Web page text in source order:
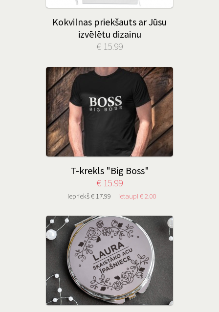
Kokvilnas priekšauts ar Jūsu
izvēlētu dizainu
€ 15.99
T-krekls "Big Boss"
€ 15.99
iepriekš € 17.99 ietaupi € 2.00